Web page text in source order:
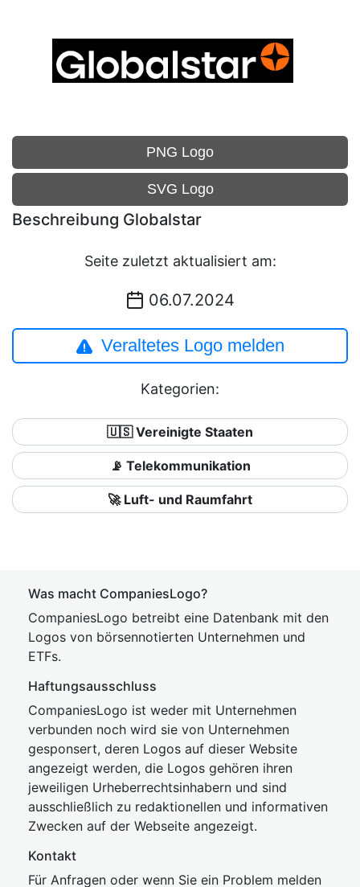
PNG Logo
SVG Logo
Beschreibung Globalstar
Seite zuletzt aktualisiert am:
06.07.2024
Veraltetes Logo melden
Kategorien:
🇺🇸 Vereinigte Staaten
📡 Telekommunikation
🚀 Luft- und Raumfahrt
Was macht CompaniesLogo?
CompaniesLogo betreibt eine Datenbank mit den
Logos von börsennotierten Unternehmen und
ETFs.
Haftungsausschluss
CompaniesLogo ist weder mit Unternehmen
verbunden noch wird sie von Unternehmen
gesponsert, deren Logos auf dieser Website
angezeigt werden, die Logos gehören ihren
jeweiligen Urheberrechtsinhabern und sind
ausschließlich zu redaktionellen und informativen
Zwecken auf der Webseite angezeigt.
Kontakt
Für Anfragen oder wenn Sie ein Problem melden